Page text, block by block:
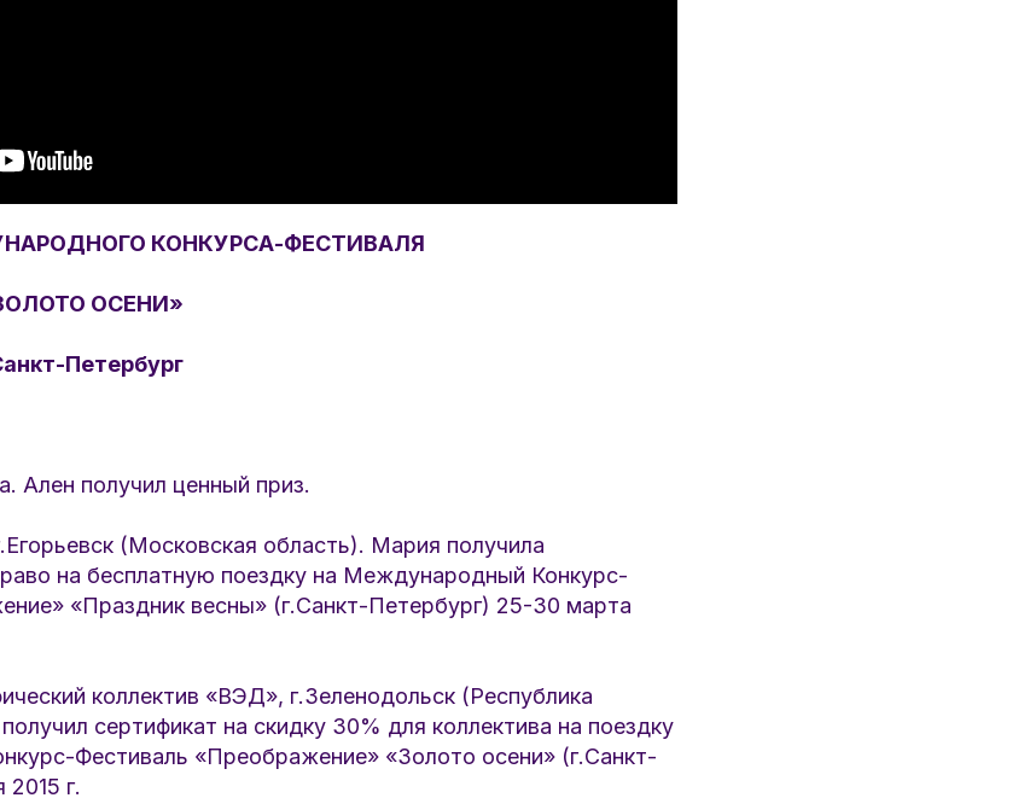
КОНКУРСА-ФЕСТИВАЛЯ
ОСЕНИ»
Петербург
Ален получил ценный приз.
(Московская область). Мария получила
на бесплатную поездку на Международный Конкурс-
«Праздник весны» (г.Санкт-Петербург) 25-30 марта
коллектив «ВЭД», г.Зеленодольск (Республика
сертификат на скидку 30% для коллектива на поездку
Фестиваль «Преображение» «Золото осени» (г.Санкт-
г.